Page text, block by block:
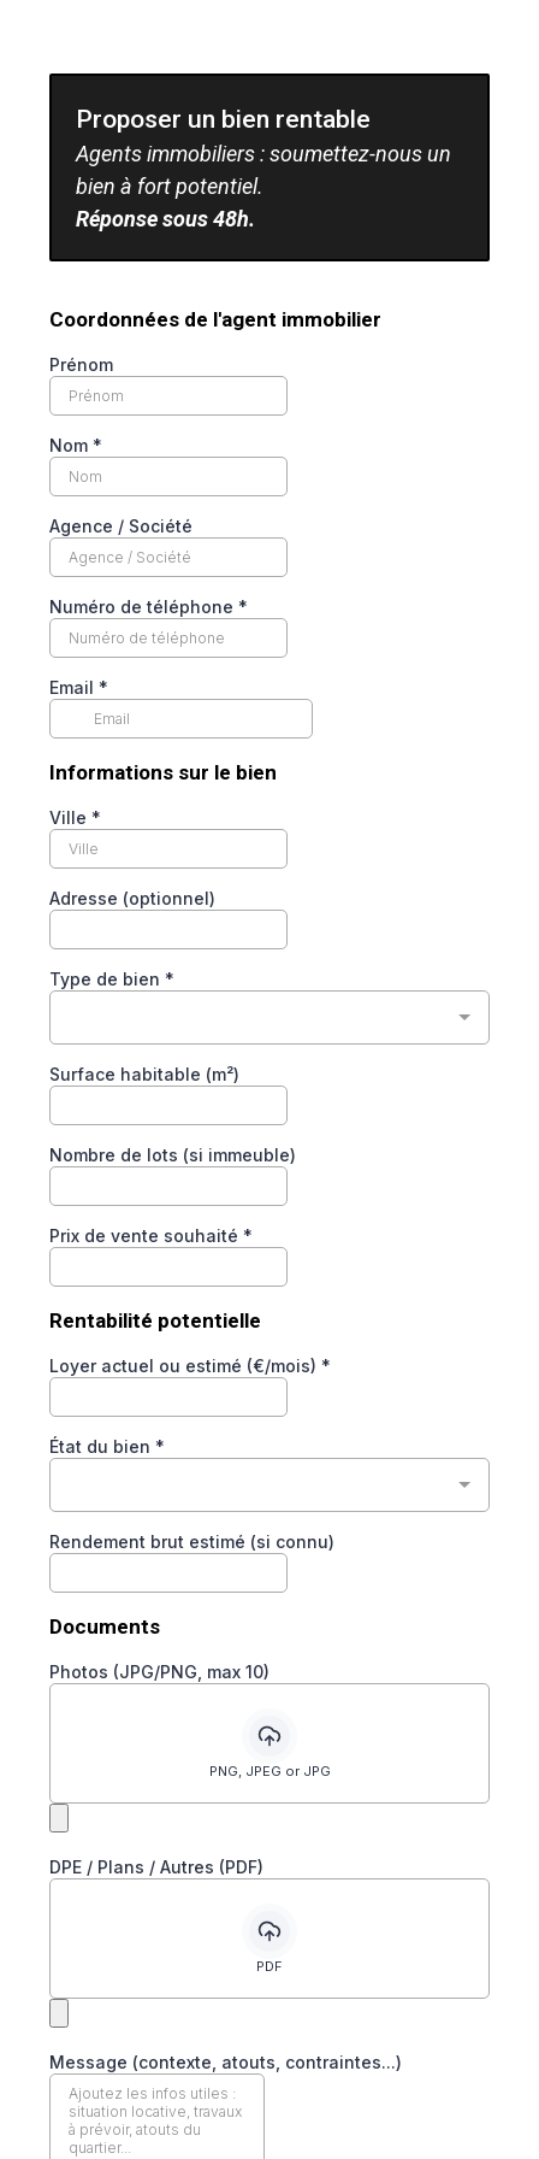
Proposer un bien rentable
Agents immobiliers : soumettez-nous un
bien à fort potentiel.
Réponse sous 48h.
Coordonnées de l'agent immobilier
Prénom
Nom *
Agence / Société
Numéro de téléphone *
Email *
Informations sur le bien
Ville *
Adresse (optionnel)
Type de bien *
Surface habitable (m²)
Nombre de lots (si immeuble)
Prix de vente souhaité *
Rentabilité potentielle
Loyer actuel ou estimé (€/mois) *
État du bien *
Rendement brut estimé (si connu)
Documents
Photos (JPG/PNG, max 10)
PNG, JPEG or JPG
DPE / Plans / Autres (PDF)
PDF
Message (contexte, atouts, contraintes...)